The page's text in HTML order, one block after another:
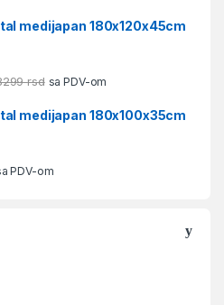
medijapan 180x120x45cm
rsd sa PDV-om
medijapan 180x100x35cm
PDV-om